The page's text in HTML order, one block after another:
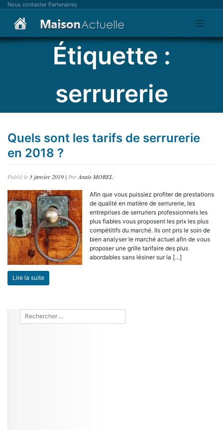
Skip
content
Nous contacter Partenaires
Étiquette :
serrurerie
Quels sont les tarifs de serrurerie
en 2018 ?
Publié le 3 janvier 2019 | ParAnaïs MOREL
Afin que vous puissiez profiter de prestations
de qualité en matière de serrurerie, les
entreprises de serruriers professionnels les
plus fiables vous proposent les prix les plus
compétitifs du marché. Ils ont pris le soin de
bien analyser le marché actuel afin de vous
proposer une grille tarifaire des plus
abordables sans lésiner sur la […]
Lire la suite